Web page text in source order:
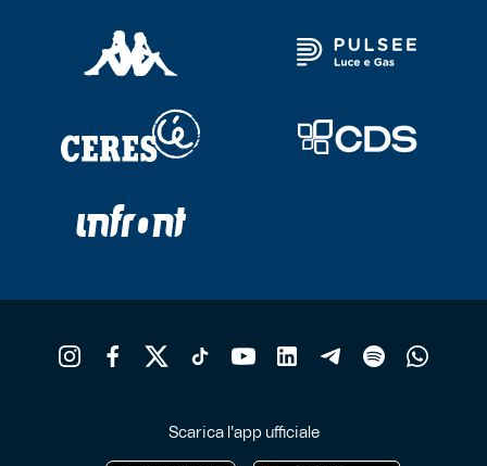
Scarica l'app ufficiale